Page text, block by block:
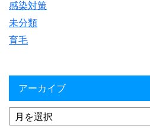
感染対策
未分類
育毛
アーカイブ